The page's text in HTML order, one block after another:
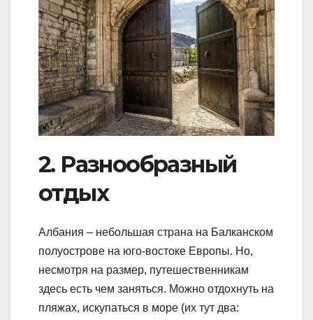
2. Разнообразный
отдых
Албания – небольшая страна на Балканском
полуострове на юго-востоке Европы. Но,
несмотря на размер, путешественникам
здесь есть чем заняться. Можно отдохнуть на
пляжах, искупаться в море (их тут два: